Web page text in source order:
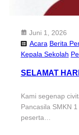
Juni 1, 2026
Acara Berita
Kepala Sekolah
SELAMAT
Kami segenap
Pancasila SMKN
peserta…